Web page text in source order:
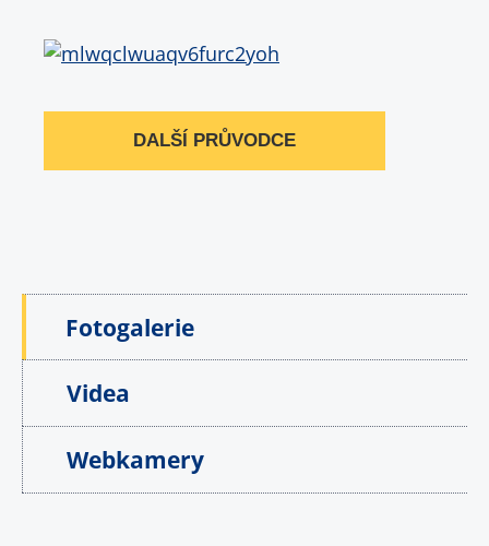
DALŠÍ PRŮVODCE
Fotogalerie
Videa
Webkamery